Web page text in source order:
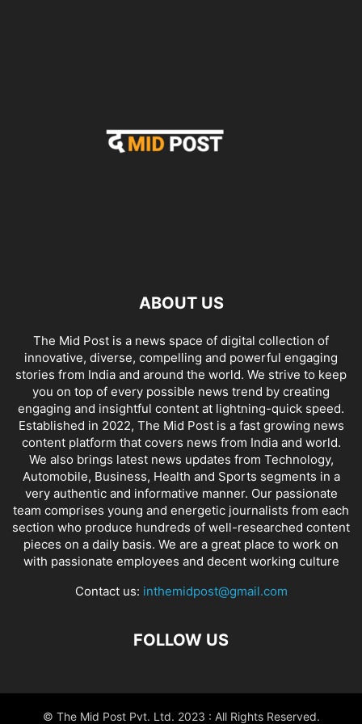
ABOUT US
The Mid Post is a news space of digital collection of
innovative, diverse, compelling and powerful engaging
stories from India and around the world. We strive to keep
you on top of every possible news trend by creating
engaging and insightful content at lightning-quick speed.
Established in 2022, The Mid Post is a fast growing news
content platform that covers news from India and world.
We also brings latest news updates from Technology,
Automobile, Business, Health and Sports segments in a
very authentic and informative manner. Our passionate
team comprises young and energetic journalists from each
section who produce hundreds of well-researched content
pieces on a daily basis. We are a great place to work on
with passionate employees and decent working culture
Contact us: inthemidpost@gmail.com
FOLLOW US
© The Mid Post Pvt. Ltd. 2023 : All Rights Reserved.